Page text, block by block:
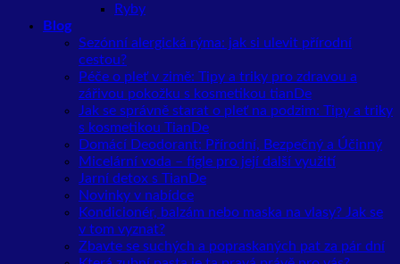
Ryby
Blog
Sezónní alergická rýma: jak si ulevit přírodní
cestou?
Péče o pleť v zimě: Tipy a triky pro zdravou a
zářivou pokožku s kosmetikou tianDe
Jak se správně starat o pleť na podzim: Tipy a triky
s kosmetikou TianDe
Domácí Deodorant: Přírodní, Bezpečný a Účinný
Micelární voda – fígle pro její další využití
Jarní detox s TianDe
Novinky v nabídce
Kondicionér, balzám nebo maska na vlasy? Jak se
v tom vyznat?
Zbavte se suchých a popraskaných pat za pár dní